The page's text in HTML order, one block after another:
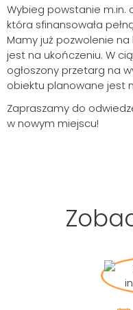
Wybieg powstanie m.in.
która sfinansowała
Mamy już pozwolenie
jest na ukończeniu. W
ogłoszony przetarg na
obiektu planowane jest
Zapraszamy do
w nowym miejscu!